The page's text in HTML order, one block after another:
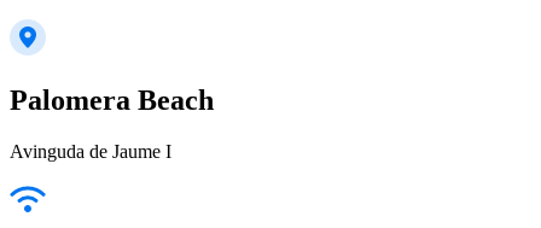
Palomera Beach
Avinguda de Jaume I